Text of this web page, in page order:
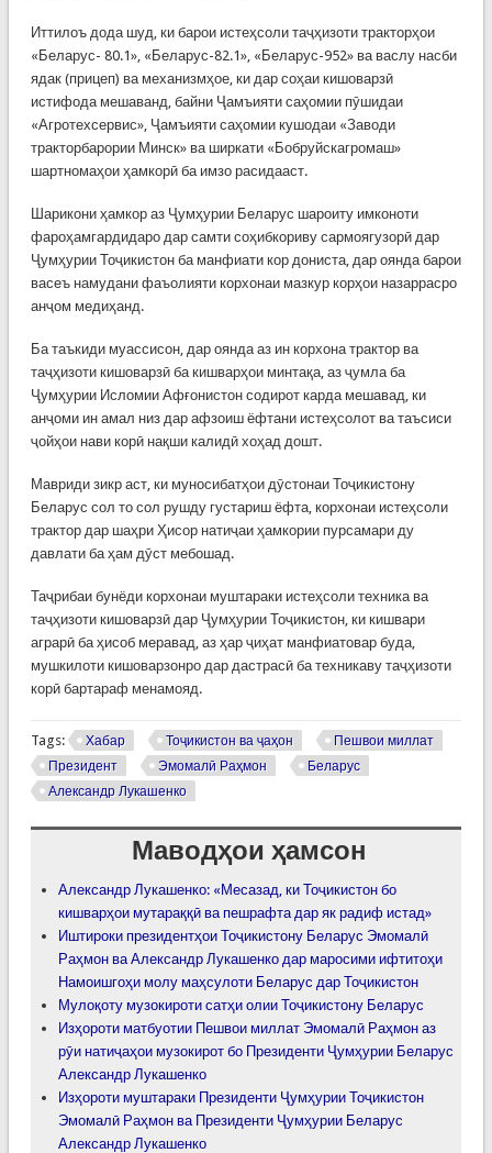
Иттилоъ дода шуд, ки барои истеҳсоли таҷҳизоти тракторҳои
«Беларус- 80.1», «Беларус-82.1», «Беларус-952» ва васлу насби
ядак (прицеп) ва механизмҳое, ки дар соҳаи кишоварзӣ
истифода мешаванд, байни Ҷамъияти саҳомии пӯшидаи
«Агротехсервис», Ҷамъияти саҳомии кушодаи «Заводи
тракторбарории Минск» ва ширкати «Бобруйскагромаш»
шартномаҳои ҳамкорӣ ба имзо расидааст.
Шарикони ҳамкор аз Ҷумҳурии Беларус шароиту имконоти
фароҳамгардидаро дар самти соҳибкориву сармоягузорӣ дар
Ҷумҳурии Тоҷикистон ба манфиати кор дониста, дар оянда барои
васеъ намудани фаъолияти корхонаи мазкур корҳои назаррасро
анҷом медиҳанд.
Ба таъкиди муассисон, дар оянда аз ин корхона трактор ва
таҷҳизоти кишоварзӣ ба кишварҳои минтақа, аз ҷумла ба
Ҷумҳурии Исломии Афғонистон содирот карда мешавад, ки
анҷоми ин амал низ дар афзоиш ёфтани истеҳсолот ва таъсиси
ҷойҳои нави корӣ нақши калидӣ хоҳад дошт.
Мавриди зикр аст, ки муносибатҳои дӯстонаи Тоҷикистону
Беларус сол то сол рушду густариш ёфта, корхонаи истеҳсоли
трактор дар шаҳри Ҳисор натиҷаи ҳамкории пурсамари ду
давлати ба ҳам дӯст мебошад.
Таҷрибаи бунёди корхонаи муштараки истеҳсоли техника ва
таҷҳизоти кишоварзӣ дар Ҷумҳурии Тоҷикистон, ки кишвари
аграрӣ ба ҳисоб меравад, аз ҳар ҷиҳат манфиатовар буда,
мушкилоти кишоварзонро дар дастрасӣ ба техникаву таҷҳизоти
корӣ бартараф менамояд.
Tags: Хабар Тоҷикистон ва ҷаҳон
Пешвои миллат
Президент
Эмомалӣ Раҳмон
Беларус
Александр Лукашенко
Маводҳои ҳамсон
Александр Лукашенко: «Месазад, ки Тоҷикистон бо
кишварҳои мутараққӣ ва пешрафта дар як радиф истад»
Иштироки президентҳои Тоҷикистону Беларус Эмомалӣ
Раҳмон ва Александр Лукашенко дар маросими ифтитоҳи
Намоишгоҳи молу маҳсулоти Беларус дар Тоҷикистон
Мулоқоту музокироти сатҳи олии Тоҷикистону Беларус
Изҳороти матбуотии Пешвои миллат Эмомалӣ Раҳмон аз
рӯи натиҷаҳои музокирот бо Президенти Ҷумҳурии Беларус
Александр Лукашенко
Изҳороти муштараки Президенти Ҷумҳурии Тоҷикистон
Эмомалӣ Раҳмон ва Президенти Ҷумҳурии Беларус
Александр Лукашенко